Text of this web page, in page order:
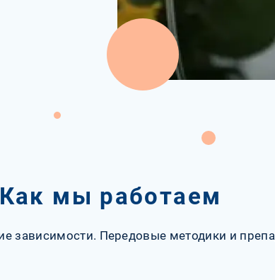
Как мы работаем
зависимости. Передовые методики и